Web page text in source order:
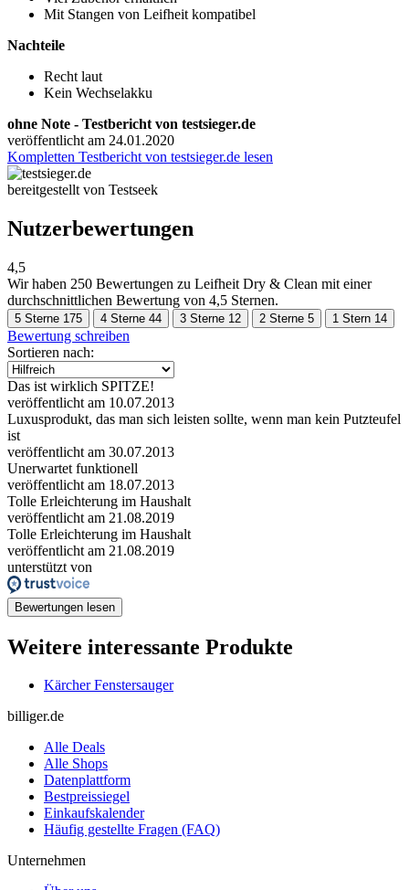
Mit Stangen von Leifheit kompatibel
Nachteile
Recht laut
Kein Wechselakku
ohne Note - Testbericht von testsieger.de
veröffentlicht am 24.01.2020
Kompletten Testbericht von testsieger.de lesen
bereitgestellt von Testseek
Nutzerbewertungen
4,5
Wir haben 250 Bewertungen zu Leifheit Dry & Clean mit einer
durchschnittlichen Bewertung von 4,5 Sternen.
5 Sterne 175 4 Sterne 44 3 Sterne 12 2 Sterne 5 1 Stern 14
Bewertung schreiben
Sortieren nach:
Das ist wirklich SPITZE!
veröffentlicht am 10.07.2013
Luxusprodukt, das man sich leisten sollte, wenn man kein Putzteufel
ist
veröffentlicht am 30.07.2013
Unerwartet funktionell
veröffentlicht am 18.07.2013
Tolle Erleichterung im Haushalt
veröffentlicht am 21.08.2019
Tolle Erleichterung im Haushalt
veröffentlicht am 21.08.2019
unterstützt von
Bewertungen lesen
Weitere interessante Produkte
Kärcher Fenstersauger
billiger.de
Alle Deals
Alle Shops
Datenplattform
Bestpreissiegel
Einkaufskalender
Häufig gestellte Fragen (FAQ)
Unternehmen